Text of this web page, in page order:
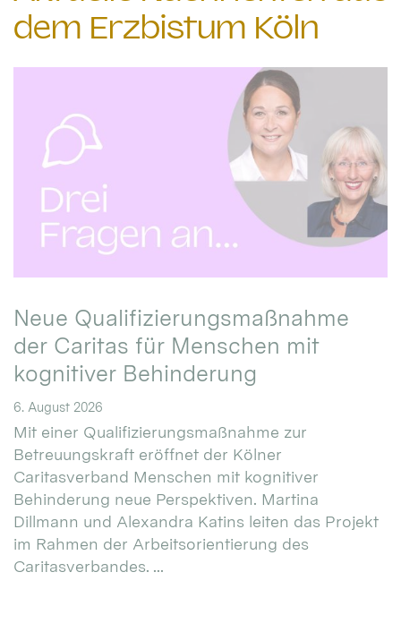
dem Erzbistum Köln
Neue Qualifizierungsmaßnahme
der Caritas für Menschen mit
kognitiver Behinderung
6. August 2026
Mit einer Qualifizierungsmaßnahme zur
Betreuungskraft eröffnet der Kölner
Caritasverband Menschen mit kognitiver
Behinderung neue Perspektiven. Martina
Dillmann und Alexandra Katins leiten das Projekt
im Rahmen der Arbeitsorientierung des
Caritasverbandes. ...